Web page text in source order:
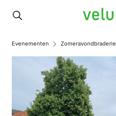
Veluwe
Evenementen Zomeravondbraderie